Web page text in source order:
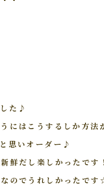
た♪
にはこうするしか方法
思いオーダー♪
鮮だし楽しかったです
のでうれしかったで